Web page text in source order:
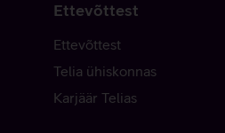
Ettevõttest
Ettevõttest
Telia ühiskonnas
Karjäär Telias